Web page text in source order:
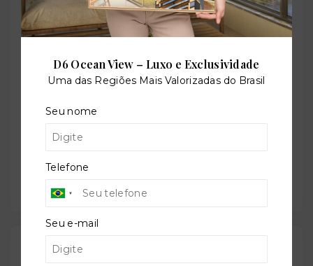
Rua Mário Walendowsky, 1 - Perequê - Porto
Belo/SC- 88210-000
+
Gostou do imóvel?
D6 Ocean View – Luxo e Exclusividade
Uma das Regiões Mais Valorizadas do Brasil
Seu nome
Telefone
Seu e-mail